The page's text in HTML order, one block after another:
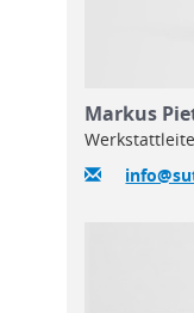
Markus